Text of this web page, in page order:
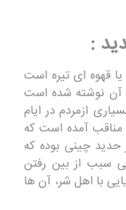
:
قهوه ای تیره است
نوشته شده است
ازمردم در ایام
مناقب آمده است که
چینی بوده که
سبب از بین رفتن
با اهل شر، آن ها